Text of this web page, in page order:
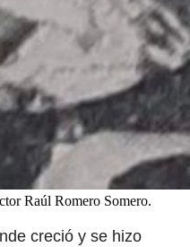
Raúl Romero Somero.
creció y se hizo